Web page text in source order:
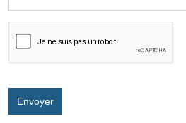
Envoyer